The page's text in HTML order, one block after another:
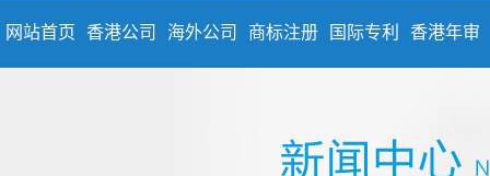
网站首页 香港公司 海外公司 商标注册 国际专利 香港年审